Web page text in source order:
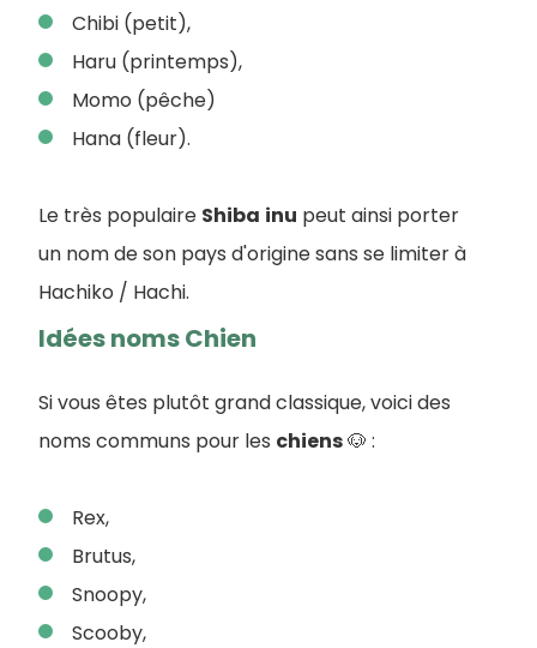
Chibi (petit),
Haru (printemps),
Momo (pêche)
Hana (fleur).
Le très populaire Shiba inu peut ainsi porter
un nom de son pays d'origine sans se limiter à
Hachiko / Hachi.
Idées noms Chien
Si vous êtes plutôt grand classique, voici des
noms communs pour les chiens🐶 :
Rex,
Brutus,
Snoopy,
Scooby,